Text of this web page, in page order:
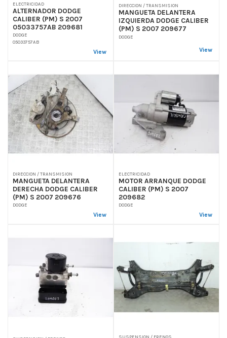
ELECTRICIDAD
ALTERNADOR DODGE
CALIBER (PM) S 2007
05033757AB 209681
DODGE
05033757AB
View
DIRECCION / TRANSMISION
MANGUETA DELANTERA
IZQUIERDA DODGE CALIBER
(PM) S 2007 209677
DODGE
View
DIRECCION / TRANSMISION
MANGUETA DELANTERA
DERECHA DODGE CALIBER
(PM) S 2007 209676
DODGE
View
ELECTRICIDAD
MOTOR ARRANQUE DODGE
CALIBER (PM) S 2007
209682
DODGE
View
SUSPENSION / FRENOS